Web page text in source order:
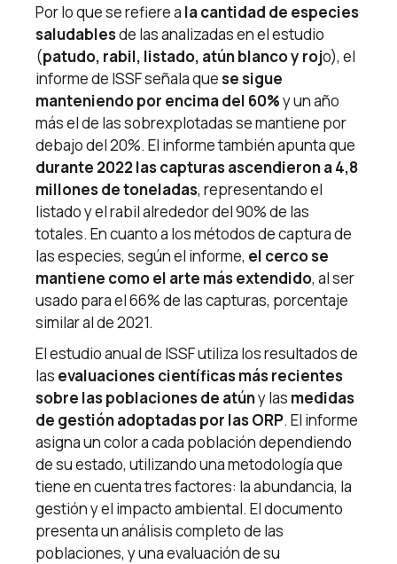
Por lo que se refiere a la cantidad de especies
saludablesde las analizadas en el estudio
(patudo, rabil, listado, atún blanco y rojo), el
informe de ISSF señala quese sigue
manteniendo por encima del 60%y un año
más el de las sobrexplotadas se mantiene por
debajo del 20%. El informe también apunta que
durante 2022 las capturas ascendieron a 4,8
millones de toneladas, representando el
listado y el rabil alrededor del 90% de las
totales. En cuanto a los métodos de captura de
las especies, según el informe, el cerco se
mantiene como el arte más extendido, al ser
usado para el 66% de las capturas, porcentaje
similar al de 2021.
El estudio anual de ISSF utiliza los resultados de
las evaluaciones científicas más recientes
sobre las poblaciones de atúny las medidas
de gestión adoptadas por las ORP. El informe
asigna un color a cada población dependiendo
de su estado, utilizando una metodología que
tiene en cuenta tres factores: la abundancia, la
gestión y el impacto ambiental. El documento
presenta un análisis completo de las
poblaciones, y una evaluación de su